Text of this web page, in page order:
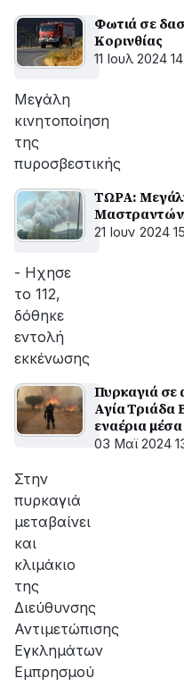
Φωτιά σε
Κορινθίας
11 Ιουλ 2024
Μεγάλη
κινητοποίηση
της
πυροσβεστικής
ΤΩΡΑ:
21 Ιουν 2024
- Ηχησε
το 112,
δόθηκε
εντολή
εκκένωσης
Πυρκαγιά σε
Αγία Τριάδα
εναέρια μέσα
03 Μαϊ 2024
Στην
πυρκαγιά
μεταβαίνει
και
κλιμάκιο
της
Διεύθυνσης
Αντιμετώπισης
Εγκλημάτων
Εμπρησμού